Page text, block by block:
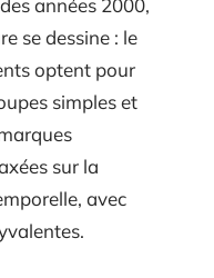
se dessine : le
optent pour
simples et
sur la
avec